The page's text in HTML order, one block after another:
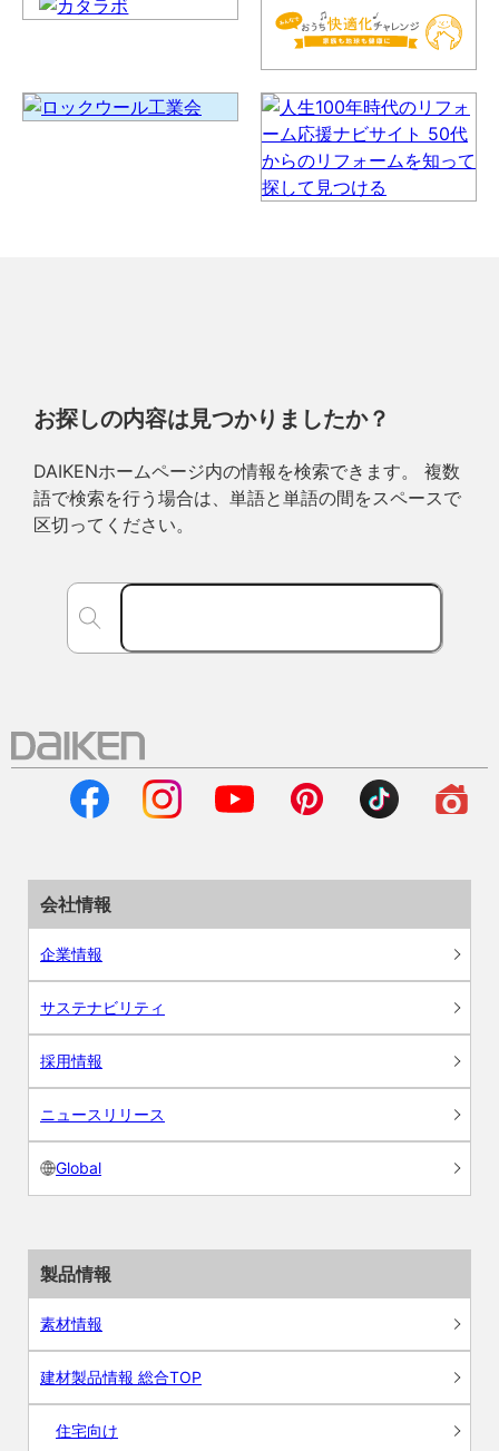
お探しの内容は見つかりましたか？
DAIKENホームページ内の情報を検索できます。 複数
語で検索を行う場合は、単語と単語の間をスペースで
区切ってください。
会社情報
企業情報
サステナビリティ
採用情報
ニュースリリース
Global
製品情報
素材情報
建材製品情報 総合TOP
住宅向け